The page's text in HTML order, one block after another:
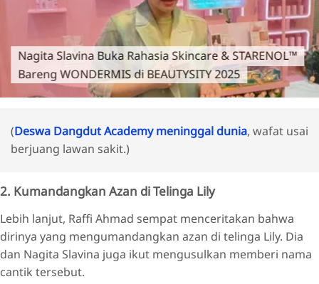
Nagita Slavina Buka Rahasia Skincare & STARENOL™
Bareng WONDERMIS di BEAUTYSITY 2025
(Deswa Dangdut Academy meninggal dunia, wafat usai
berjuang lawan sakit.)
2. Kumandangkan Azan di Telinga Lily
Lebih lanjut, Raffi Ahmad sempat menceritakan bahwa
dirinya yang mengumandangkan azan di telinga Lily. Dia
dan Nagita Slavina juga ikut mengusulkan memberi nama
cantik tersebut.